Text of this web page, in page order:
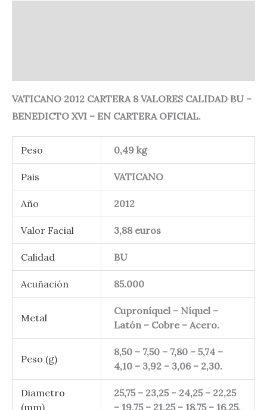
VATICANO 2012 CARTERA 8 VALORES CALIDAD BU –
BENEDICTO XVI – EN CARTERA OFICIAL.
Peso 0,49 kg
Pais VATICANO
Año 2012
Valor Facial 3,88 euros
Calidad BU
Acuñación 85.000
Metal
Cuproníquel – Níquel –
Latón – Cobre – Acero.
Peso (g)
8,50 – 7,50 – 7,80 – 5,74 –
4,10 – 3,92 – 3,06 – 2,30.
Diametro
(mm)
25,75 – 23,25 – 24,25 – 22,25
– 19,75 – 21,25 – 18,75 – 16,25.